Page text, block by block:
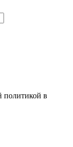
политикой в